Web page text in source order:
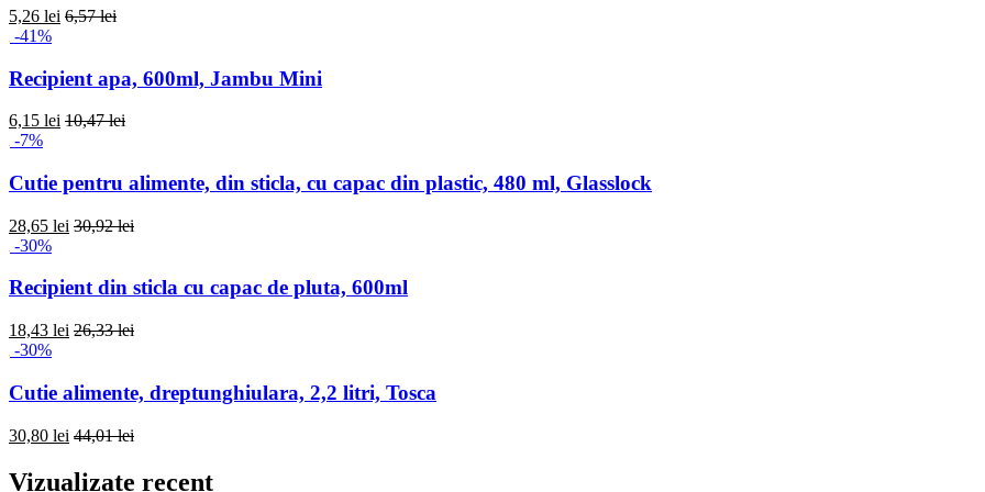
5,26 lei 6,57 lei
-41%
Recipient apa, 600ml, Jambu Mini
6,15 lei 10,47 lei
-7%
Cutie pentru alimente, din sticla, cu capac din plastic, 480 ml, Glasslock
28,65 lei 30,92 lei
-30%
Recipient din sticla cu capac de pluta, 600ml
18,43 lei 26,33 lei
-30%
Cutie alimente, dreptunghiulara, 2,2 litri, Tosca
30,80 lei 44,01 lei
Vizualizate recent